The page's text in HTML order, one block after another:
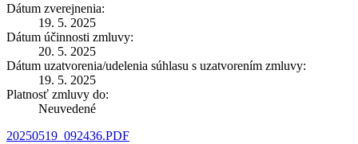
Dátum zverejnenia:
19. 5. 2025
Dátum účinnosti zmluvy:
20. 5. 2025
Dátum uzatvorenia/udelenia súhlasu s uzatvorením zmluvy:
19. 5. 2025
Platnosť zmluvy do:
Neuvedené
20250519_092436.PDF